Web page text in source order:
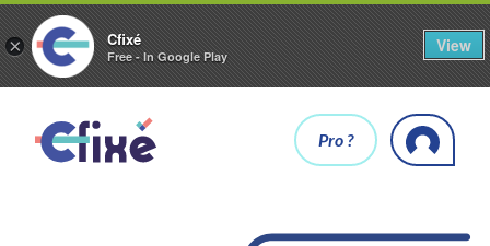
× Cfixé
Free - In Google Play
View
Pro ?